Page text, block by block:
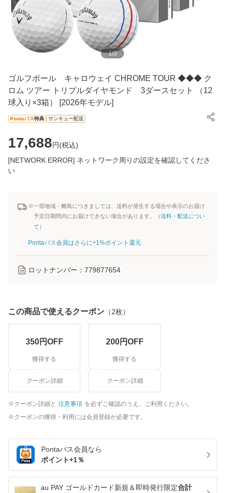
1/3
ゴルフボール キャロウェイ CHROME TOUR ◆◆◆ ク
ロム ツアー トリプルダイヤモンド 3ダースセット （12
球入り×3箱） [2026年モデル]
Pontaパス特典 サンキュー配送
17,688円(税込)
[NETWORK ERROR] ネットワーク周りの設定を確認してくださ
い
※一部地域・離島につきましては、送料が発生する場合や表示のお届け
予定日期間内にお届けできない場合があります。（送料・配送につい
て ）
Pontaパス会員はさらに+1%ポイント還元
ロットナンバー： 779877654
この商品で使えるクーポン （2枚）
350円OFF
獲得する
クーポン詳細
200円OFF
獲得する
クーポン詳細
クーポン詳細と 注意事項 を必ずご確認のうえ、ご利用ください。
クーポンの獲得・利用には会員登録が必要です。
Pontaパス会員なら
ポイント+1％
au PAY ゴールドカード新規＆即時発行限定合計